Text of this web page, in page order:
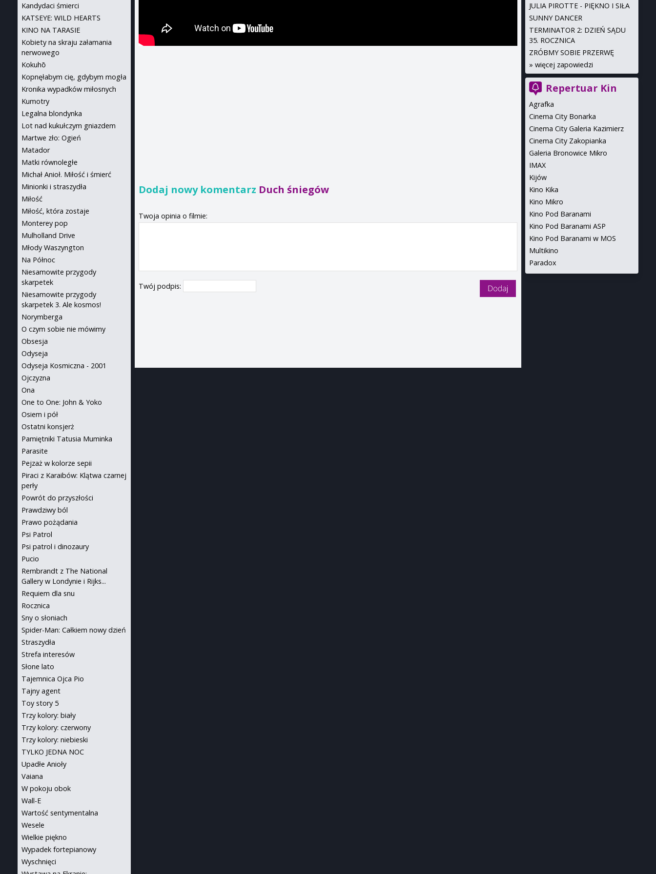
Dodaj nowy komentarz Duch śniegów
Twoja opinia o filmie:
Twój podpis:
JULIA PIROTTE - PIĘKNO I SIŁA
SUNNY DANCER
TERMINATOR 2: DZIEŃ SĄDU
35. ROCZNICA
ZRÓBMY SOBIE PRZERWĘ
» więcej zapowiedzi
Repertuar Kin
Agrafka
Cinema City Bonarka
Cinema City Galeria Kazimierz
Cinema City Zakopianka
Galeria Bronowice Mikro
IMAX
Kijów
Kino Kika
Kino Mikro
Kino Pod Baranami
Kino Pod Baranami ASP
Kino Pod Baranami w MOS
Multikino
Paradox
Kandydaci śmierci
KATSEYE: WILD HEARTS
KINO NA TARASIE
Kobiety na skraju załamania
nerwowego
Kokuhō
Kopnęłabym cię, gdybym mogła
Kronika wypadków miłosnych
Kumotry
Legalna blondynka
Lot nad kukułczym gniazdem
Martwe zło: Ogień
Matador
Matki równoległe
Michał Anioł. Miłość i śmierć
Minionki i straszydła
Miłość
Miłość, która zostaje
Monterey pop
Mulholland Drive
Młody Waszyngton
Na Północ
Niesamowite przygody
skarpetek
Niesamowite przygody
skarpetek 3. Ale kosmos!
Norymberga
O czym sobie nie mówimy
Obsesja
Odyseja
Odyseja Kosmiczna - 2001
Ojczyzna
Ona
One to One: John & Yoko
Osiem i pół
Ostatni konsjerż
Pamiętniki Tatusia Muminka
Parasite
Pejzaż w kolorze sepii
Piraci z Karaibów: Klątwa czarnej
perły
Powrót do przyszłości
Prawdziwy ból
Prawo pożądania
Psi Patrol
Psi patrol i dinozaury
Pucio
Rembrandt z The National
Gallery w Londynie i Rijks...
Requiem dla snu
Rocznica
Sny o słoniach
Spider-Man: Całkiem nowy dzień
Straszydła
Strefa interesów
Słone lato
Tajemnica Ojca Pio
Tajny agent
Toy story 5
Trzy kolory: biały
Trzy kolory: czerwony
Trzy kolory: niebieski
TYLKO JEDNA NOC
Upadłe Anioły
Vaiana
W pokoju obok
Wall-E
Wartość sentymentalna
Wesele
Wielkie piękno
Wypadek fortepianowy
Wyschnięci